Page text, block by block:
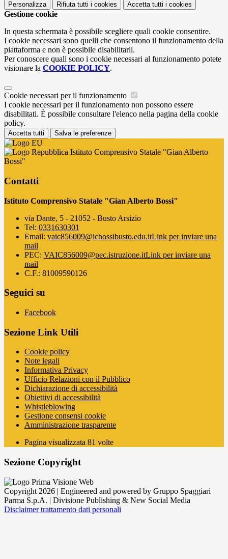
Personalizza Rifiuta tutti i cookies Accetta tutti i cookies
Gestione cookie
In questa schermata è possibile scegliere quali cookie consentire.
I cookie necessari sono quelli che consentono il funzionamento della
piattaforma e non è possibile disabilitarli.
Per conoscere quali sono i cookie necessari al funzionamento potete
visionare la COOKIE POLICY.
Cookie necessari per il funzionamento
I cookie necessari per il funzionamento non possono essere
disabilitati. È possibile consultare l'elenco nella pagina della cookie
policy.
Accetta tutti Salva le preferenze
Istituto Comprensivo Statale "Gian Alberto
Bossi"
Contatti
Istituto Comprensivo Statale "Gian Alberto Bossi"
via Dante, 5 - 21052 - Busto Arsizio
Tel: 0331630301
Email: vaic856009@icbossibusto.edu.itLink per inviare una
mail
PEC: VAIC856009@pec.istruzione.itLink per inviare una
mail
C.F.: 81009590126
Seguici su
Facebook
Sezione Link Utili
Cookie policy
Note legali
Informativa Privacy
Ufficio Relazioni con il Pubblico
Dichiarazione di accessibilità
Obiettivi di accessibilità
Whistleblowing
Gestione consensi cookie
Amministrazione trasparente
Pagina visualizzata 81 volte
Sezione Copyright
Copyright 2026 | Engineered and powered by Gruppo Spaggiari
Parma S.p.A. | Divisione Publishing & New Social Media
Disclaimer trattamento dati personali